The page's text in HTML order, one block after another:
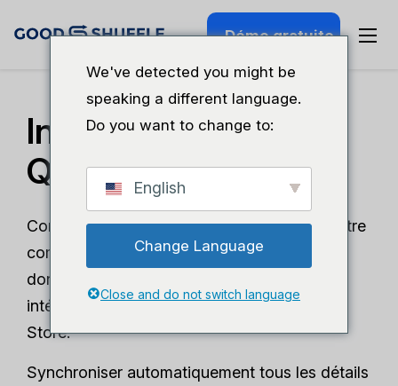
Démo gratuite
Intégration de
QuickBooks Online
Consacrez moins de temps à la tenue de votre
comptabilité et ayez l'assurance que vos
données sont sécurisées grâce à notre
intégration certifiée par le QuickBooks App
Store.
Synchroniser automatiquement tous les détails
We've detected you might be
speaking a different language.
Do you want to change to:
English
Change Language
Close and do not switch language